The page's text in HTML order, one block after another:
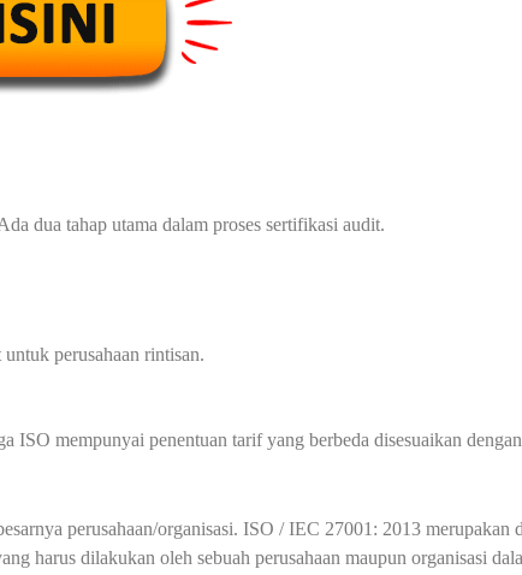
dua tahap utama dalam proses sertifikasi audit.
perusahaan rintisan.
ISO mempunyai penentuan tarif yang berbeda disesuaikan
perusahaan/organisasi. ISO / IEC 27001: 2013 merupakan
harus dilakukan oleh sebuah perusahaan maupun organisasi